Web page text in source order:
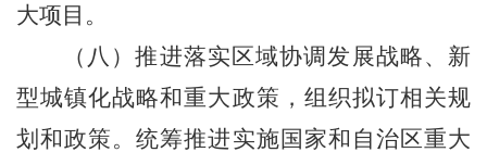
大项目。
（八）推进落实区域协调发展战略、新
型城镇化战略和重大政策，组织拟订相关规
划和政策。统筹推进实施国家和自治区重大